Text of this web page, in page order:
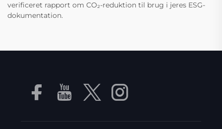
verificeret rapport om CO₂-reduktion til brug i jeres ESG-
dokumentation.